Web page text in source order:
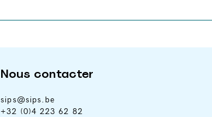
Nous contacter
sips@sips.be
+32 (0)4 223 62 82